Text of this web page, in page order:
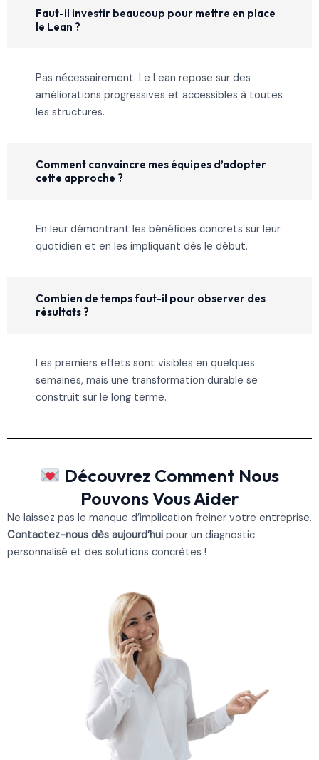
Faut-il investir beaucoup pour mettre en place
le Lean ?
Pas nécessairement. Le Lean repose sur des
améliorations progressives et accessibles à toutes
les structures.
Comment convaincre mes équipes d’adopter
cette approche ?
En leur démontrant les bénéfices concrets sur leur
quotidien et en les impliquant dès le début.
Combien de temps faut-il pour observer des
résultats ?
Les premiers effets sont visibles en quelques
semaines, mais une transformation durable se
construit sur le long terme.
Découvrez Comment Nous
Pouvons Vous Aider
Ne laissez pas le manque d’implication freiner votre entreprise.
Contactez-nous dès aujourd’hui pour un diagnostic
personnalisé et des solutions concrètes !